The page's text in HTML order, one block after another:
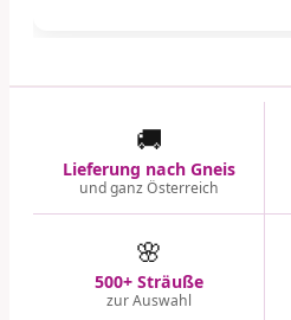
🚚
Lieferung nach Gneis
und ganz Österreich
🌸
500+ Sträuße
zur Auswahl